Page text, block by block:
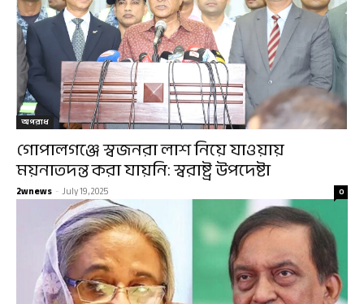
অপরাধ
গোপালগঞ্জে স্বজনরা লাশ নিয়ে যাওয়ায়
ময়নাতদন্ত করা যায়নি: স্বরাষ্ট্র উপদেষ্টা
2wnews -July 19, 2025 0